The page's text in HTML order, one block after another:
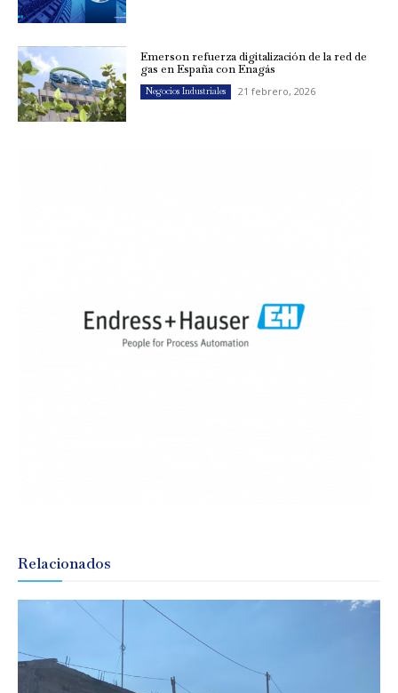
Emerson refuerza digitalización de la red de
gas en España con Enagás
Negocios Industriales 21 febrero, 2026
Relacionados